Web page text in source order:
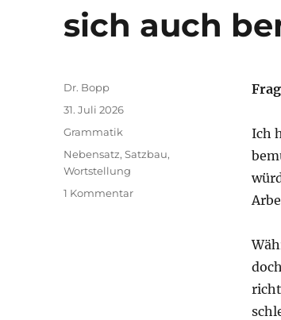
sich auch
Ich
Autor
Dr. Bopp
Veröffentlicht
31. Juli 2026
Kategorien
Grammatik
Schlagwörter
Nebensatz,Satzbau,
Wortstellung
1 Kommentarzu